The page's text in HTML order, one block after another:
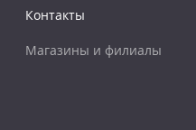
Контакты
Магазины и филиалы